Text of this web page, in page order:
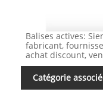
Balises actives:
fabricant,
achat discount,
Catégorie